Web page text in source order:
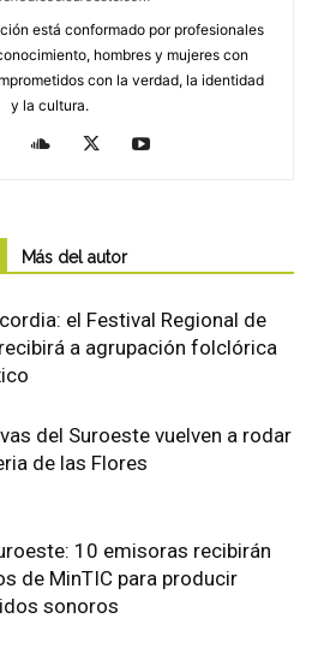
está conformado por profesionales
hombres y mujeres con
con la verdad, la identidad
y la cultura.
Más del autor
el Festival Regional de
a agrupación folclórica
del Suroeste vuelven a rodar
de las Flores
10 emisoras recibirán
de MinTIC para producir
sonoros